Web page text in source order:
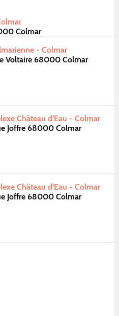
Colmar
- Colmar
Voltaire 68000 Colmar
Château d'Eau - Colmar
Joffre 68000 Colmar
Château d'Eau - Colmar
Joffre 68000 Colmar